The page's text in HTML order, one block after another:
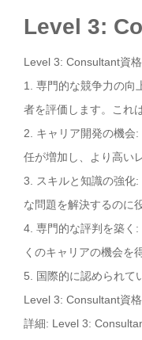
Level 3:
Level 3: Consultant資
1. 専門的な競争力の向
者を評価します。これ
2. キャリア開発の機会
任が増加し、より高い
3. スキルと知識の強化
な問題を解決するのに
4. 専門的な評判を築く
くのキャリアの機会を
5. 国際的に認められて
Level 3: Consultant資
詳細: Level 3: